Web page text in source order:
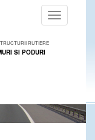
Toggle
navigation
RUTIERE
SI PODURI